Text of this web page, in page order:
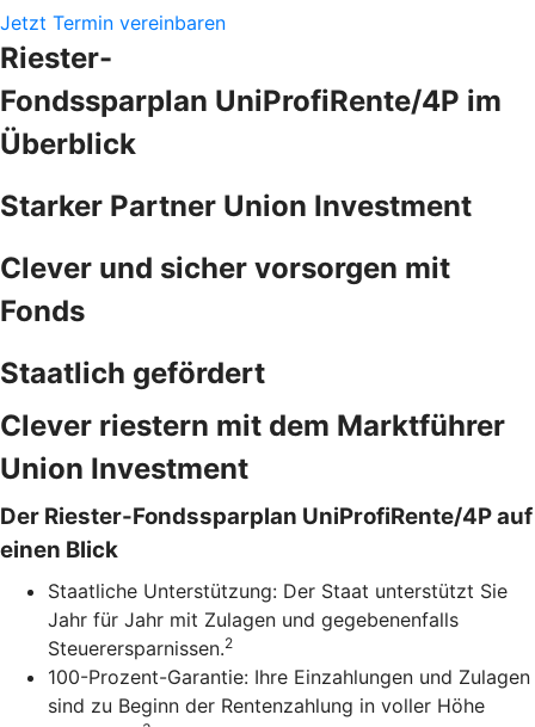
Jetzt Termin vereinbaren
Riester-
Fondssparplan UniProfiRente/4P im
Überblick
Starker Partner Union Investment
Clever und sicher vorsorgen mit
Fonds
Staatlich gefördert
Clever riestern mit dem Marktführer
Union Investment
Der Riester-Fondssparplan UniProfiRente/4P auf
einen Blick
Staatliche Unterstützung: Der Staat unterstützt Sie
Jahr für Jahr mit Zulagen und gegebenenfalls
Steuerersparnissen.2
100-Prozent-Garantie: Ihre Einzahlungen und Zulagen
sind zu Beginn der Rentenzahlung in voller Höhe